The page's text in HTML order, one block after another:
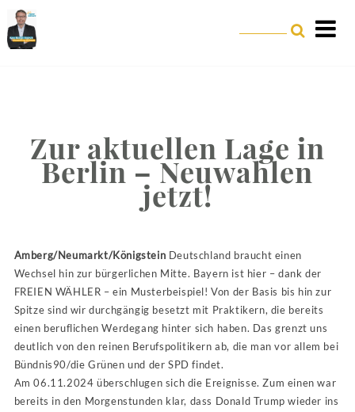
Zur aktuellen Lage in
Berlin – Neuwahlen
jetzt!
Amberg/Neumarkt/Königstein Deutschland braucht einen
Wechsel hin zur bürgerlichen Mitte. Bayern ist hier – dank der
FREIEN WÄHLER – ein Musterbeispiel! Von der Basis bis hin zur
Spitze sind wir durchgängig besetzt mit Praktikern, die bereits
einen beruflichen Werdegang hinter sich haben. Das grenzt uns
deutlich von den reinen Berufspolitikern ab, die man vor allem bei
Bündnis90/die Grünen und der SPD findet.
Am 06.11.2024 überschlugen sich die Ereignisse. Zum einen war
bereits in den Morgenstunden klar, dass Donald Trump wieder ins